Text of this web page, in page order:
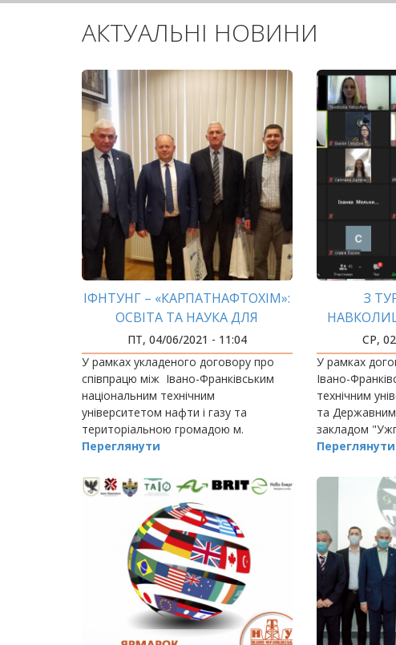
АКТУАЛЬНІ НОВИНИ
ІФНТУНГ – «КАРПАТНАФТОХІМ»:
ОСВІТА ТА НАУКА ДЛЯ
ВИРОБНИЦТВА
ПТ, 04/06/2021 - 11:04
У рамках укладеного договору про
співпрацю між Івано-Франківським
національним технічним
університетом нафти і газу та
територіальною громадою м.
Переглянути
З
СР,
У рамках
Івано-
технічним
та
закладом
національний
наукових
Переглянути